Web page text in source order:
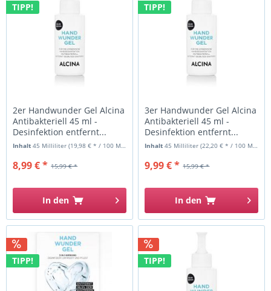
TIPP!
2er Handwunder Gel Alcina
Antibakteriell 45 ml -
Desinfektion entfernt...
Inhalt45 Milliliter(19,98 € * / 100 Milliliter)
15,99 € *
8,99 € *
In den
TIPP!
3er Handwunder Gel Alcina
Antibakteriell 45 ml -
Desinfektion entfernt...
Inhalt45 Milliliter(22,20 € * / 100 Milliliter)
15,99 € *
9,99 € *
In den
TIPP! TIPP!